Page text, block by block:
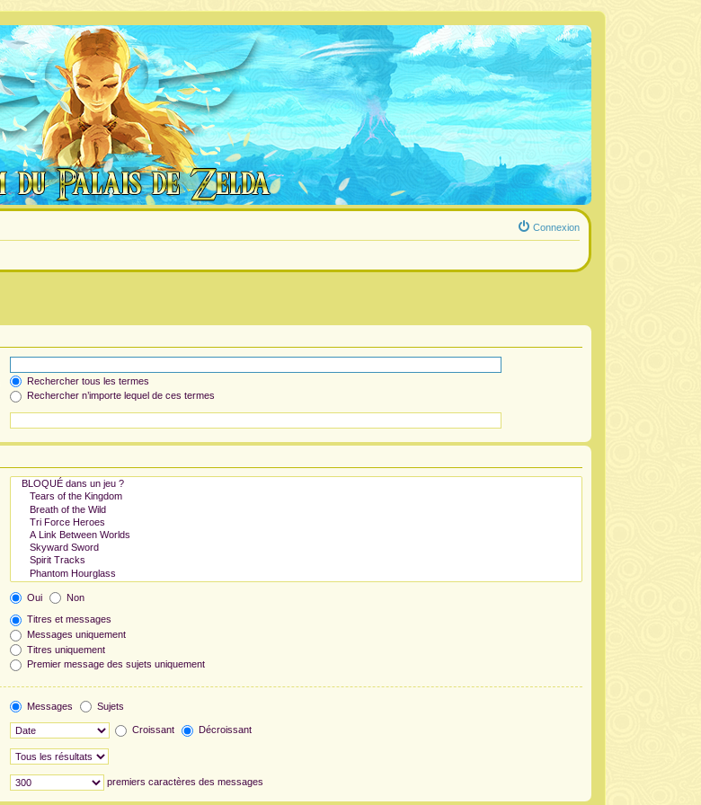
Connexion
Rechercher tous les termes
Rechercher n’importe lequel de ces termes
Oui Non
Titres et messages
Messages uniquement
Titres uniquement
Premier message des sujets uniquement
Messages Sujets
Croissant Décroissant
premiers caractères des messages